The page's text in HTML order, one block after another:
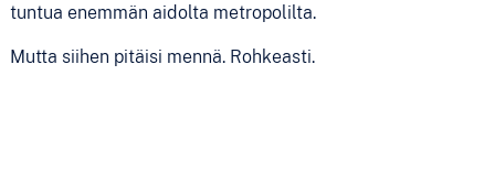
tuntua enemmän aidolta metropolilta.
Mutta siihen pitäisi mennä. Rohkeasti.